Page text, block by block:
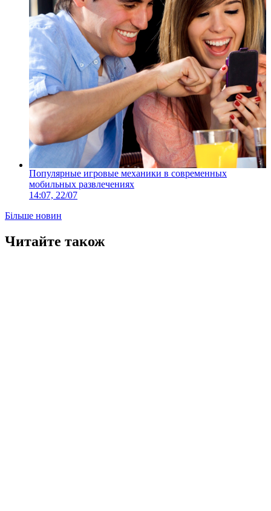
Популярные игровые механики в современных
мобильных развлечениях
14:07, 22/07
Більше новин
Читайте також